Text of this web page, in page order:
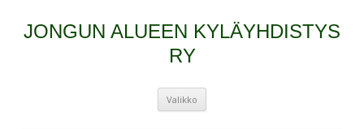
JONGUN ALUEEN KYLÄYHDISTYS
RY
Valikko